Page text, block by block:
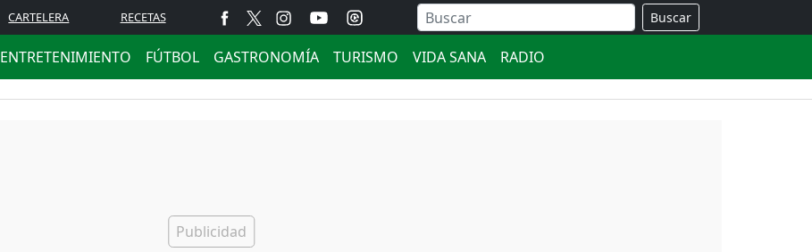
CARTELERA RECETAS Buscar
ENTRETENIMIENTO FÚTBOL GASTRONOMÍA TURISMO VIDA SANA RADIO